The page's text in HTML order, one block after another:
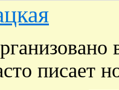
писает